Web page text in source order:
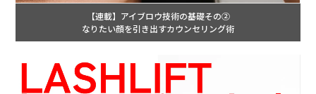
【連載】アイブロウ技術の基礎その②
なりたい顔を引き出すカウンセリング術